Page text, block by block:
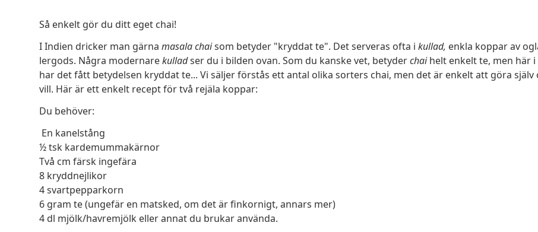
Så enkelt gör du ditt eget chai!
I Indien dricker man gärna masala chaisom betyder "kryddat te". Det serveras ofta i kullad, enkla koppar av
lergods. Några modernarekulladser du i bilden ovan. Som du kanske vet, betyderchaihelt enkelt te, men här i
har det fått betydelsen kryddat te... Vi säljer förstås ett antal olika sorters chai, men det är enkelt att göra själv
vill. Här är ett enkelt recept för två rejäla koppar:
Du behöver:
En kanelstång
½ tsk kardemummakärnor
Två cm färsk ingefära
8 kryddnejlikor
4 svartpepparkorn
6 gram te (ungefär en matsked, om det är finkornigt, annars mer)
4 dl mjölk/havremjölk eller annat du brukar använda.